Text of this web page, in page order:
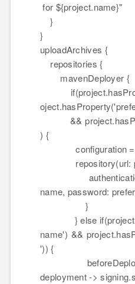
for ${project.name}"
}
}
uploadArchives {
repositories {
mavenDeployer {
&&
) {
configuration
repository(url:
name, password:
}
} else
name') &&
')) {
deployment ->